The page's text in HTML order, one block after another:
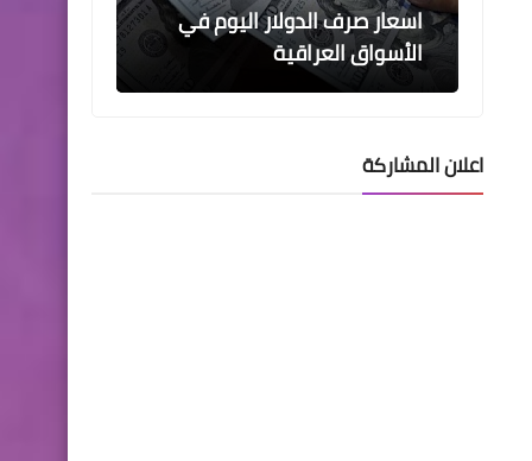
وزارة النفط : اطلاق البطاقة
الوقودية (9) وبواقع (50) لتراً
اخبار العامة
اعلان المشاركة